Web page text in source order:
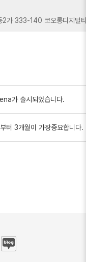
가 333-140 코오롱디지털
가 출시되었습니다.
터 3개월이 가장중요합니다.